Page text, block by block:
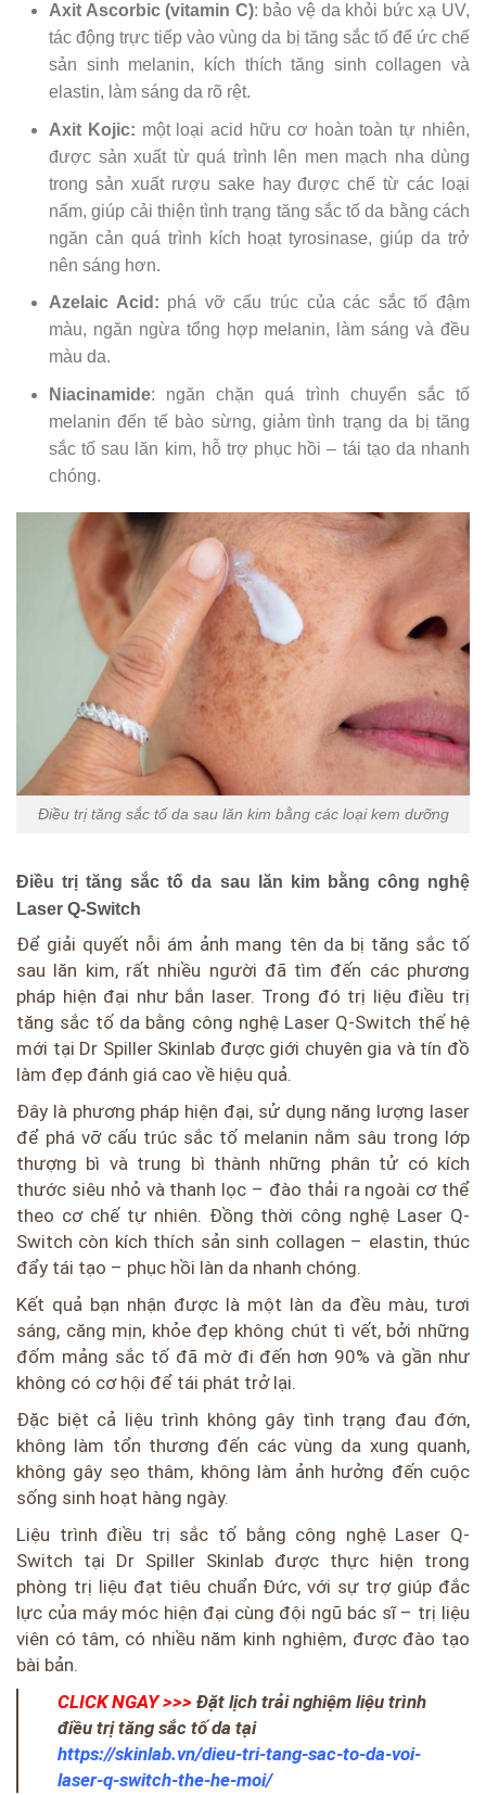
Axit Ascorbic (vitamin C): bảo vệ da khỏi bức xạ UV,
tác động trực tiếp vào vùng da bị tăng sắc tố để ức chế
sản sinh melanin, kích thích tăng sinh collagen và
elastin, làm sáng da rõ rệt.
Axit Kojic: một loại acid hữu cơ hoàn toàn tự nhiên,
được sản xuất từ quá trình lên men mạch nha dùng
trong sản xuất rượu sake hay được chế từ các loại
nấm, giúp cải thiện tình trạng tăng sắc tố da bằng cách
ngăn cản quá trình kích hoạt tyrosinase, giúp da trở
nên sáng hơn.
Azelaic Acid: phá vỡ cấu trúc của các sắc tố đậm
màu, ngăn ngừa tổng hợp melanin, làm sáng và đều
màu da.
Niacinamide: ngăn chặn quá trình chuyển sắc tố
melanin đến tế bào sừng, giảm tình trạng da bị tăng
sắc tố sau lăn kim, hỗ trợ phục hồi – tái tạo da nhanh
chóng.
Điều trị tăng sắc tố da sau lăn kim bằng các loại kem dưỡng
Điều trị tăng sắc tố da sau lăn kim bằng công nghệ
Laser Q-Switch
Để giải quyết nỗi ám ảnh mang tên da bị tăng sắc tố
sau lăn kim, rất nhiều người đã tìm đến các phương
pháp hiện đại như bắn laser. Trong đó trị liệu điều trị
tăng sắc tố da bằng công nghệ Laser Q-Switch thế hệ
mới tại Dr Spiller Skinlab được giới chuyên gia và tín đồ
làm đẹp đánh giá cao về hiệu quả.
Đây là phương pháp hiện đại, sử dụng năng lượng laser
để phá vỡ cấu trúc sắc tố melanin nằm sâu trong lớp
thượng bì và trung bì thành những phân tử có kích
thước siêu nhỏ và thanh lọc – đào thải ra ngoài cơ thể
theo cơ chế tự nhiên. Đồng thời công nghệ Laser Q-
Switch còn kích thích sản sinh collagen – elastin, thúc
đẩy tái tạo – phục hồi làn da nhanh chóng.
Kết quả bạn nhận được là một làn da đều màu, tươi
sáng, căng mịn, khỏe đẹp không chút tì vết, bởi những
đốm mảng sắc tố đã mờ đi đến hơn 90% và gần như
không có cơ hội để tái phát trở lại.
Đặc biệt cả liệu trình không gây tình trạng đau đớn,
không làm tổn thương đến các vùng da xung quanh,
không gây sẹo thâm, không làm ảnh hưởng đến cuộc
sống sinh hoạt hàng ngày.
Liệu trình điều trị sắc tố bằng công nghệ Laser Q-
Switch tại Dr Spiller Skinlab được thực hiện trong
phòng trị liệu đạt tiêu chuẩn Đức, với sự trợ giúp đắc
lực của máy móc hiện đại cùng đội ngũ bác sĩ – trị liệu
viên có tâm, có nhiều năm kinh nghiệm, được đào tạo
bài bản.
CLICK NGAY >>> Đặt lịch trải nghiệm liệu trình
điều trị tăng sắc tố da tại
https://skinlab.vn/dieu-tri-tang-sac-to-da-voi-
laser-q-switch-the-he-moi/